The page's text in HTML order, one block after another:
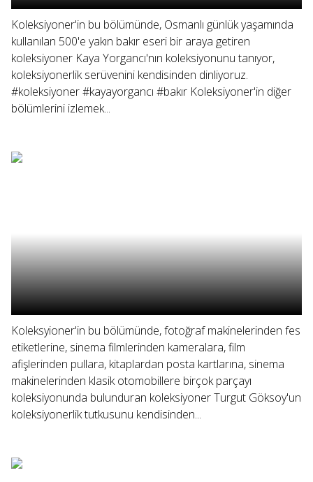
Koleksiyoner'in bu bölümünde, Osmanlı günlük yaşamında
kullanılan 500'e yakın bakır eseri bir araya getiren
koleksiyoner Kaya Yorgancı'nın koleksiyonunu tanıyor,
koleksiyonerlik serüvenini kendisinden dinliyoruz.
#koleksiyoner #kayayorgancı #bakır Koleksiyoner'in diğer
bölümlerini izlemek...
Koleksyioner'in bu bölümünde, fotoğraf makinelerinden fes
etiketlerine, sinema filmlerinden kameralara, film
afişlerinden pullara, kitaplardan posta kartlarına, sinema
makinelerinden klasik otomobillere birçok parçayı
koleksiyonunda bulunduran koleksiyoner Turgut Göksoy'un
koleksiyonerlik tutkusunu kendisinden...